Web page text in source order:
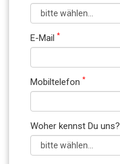
E-Mail *
Mobiltelefon *
Woher kennst Du uns?